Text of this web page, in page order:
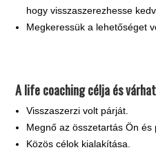
hogy visszaszerezhesse
Megkeressük a lehetőséget
A life coaching célja és
Visszaszerzi volt párját.
Megnő az összetartás Ön és
Közös célok kialakítása.